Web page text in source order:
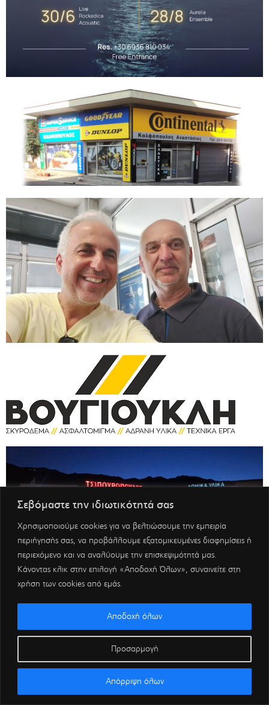
Σεβόμαστε την ιδιωτικότητά σας
Χρησιμοποιούμε cookies για να βελτιώσουμε την εμπειρία
περιήγησής σας, να προβάλλουμε εξατομικευμένες διαφημίσεις ή
περιεχόμενο και να αναλύουμε την επισκεψιμότητά μας.
Κάνοντας κλικ στην επιλογή «Αποδοχή Όλων», συναινείτε στη
χρήση των cookies από εμάς.
Προσαρμογή
Απόρριψη όλων
Αποδοχή όλων